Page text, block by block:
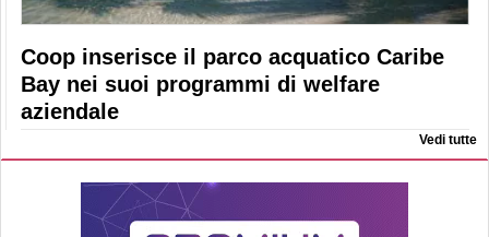
Coop inserisce il parco acquatico Caribe
Bay nei suoi programmi di welfare
aziendale
Vedi tutte